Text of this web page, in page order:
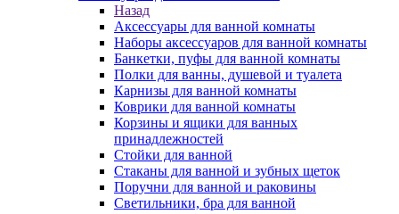
Назад
Аксессуары для ванной комнаты
Наборы аксессуаров для ванной комнаты
Банкетки, пуфы для ванной комнаты
Полки для ванны, душевой и туалета
Карнизы для ванной комнаты
Коврики для ванной комнаты
Корзины и ящики для ванных
принадлежностей
Стойки для ванной
Стаканы для ванной и зубных щеток
Поручни для ванной и раковины
Светильники, бра для ванной